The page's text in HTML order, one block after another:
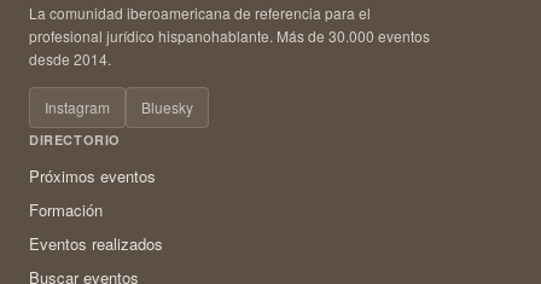
La comunidad iberoamericana de referencia para el
profesional jurídico hispanohablante. Más de 30.000 eventos
desde 2014.
Instagram Bluesky
DIRECTORIO
Próximos eventos
Formación
Eventos realizados
Buscar eventos